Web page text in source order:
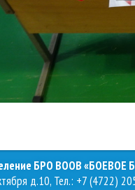
БРО ВООВ «БОЕВОЕ
д.10, Тел.: +7 (4722)